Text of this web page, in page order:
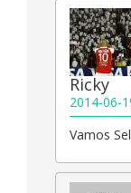
Ricky
2014-06-
Vamos